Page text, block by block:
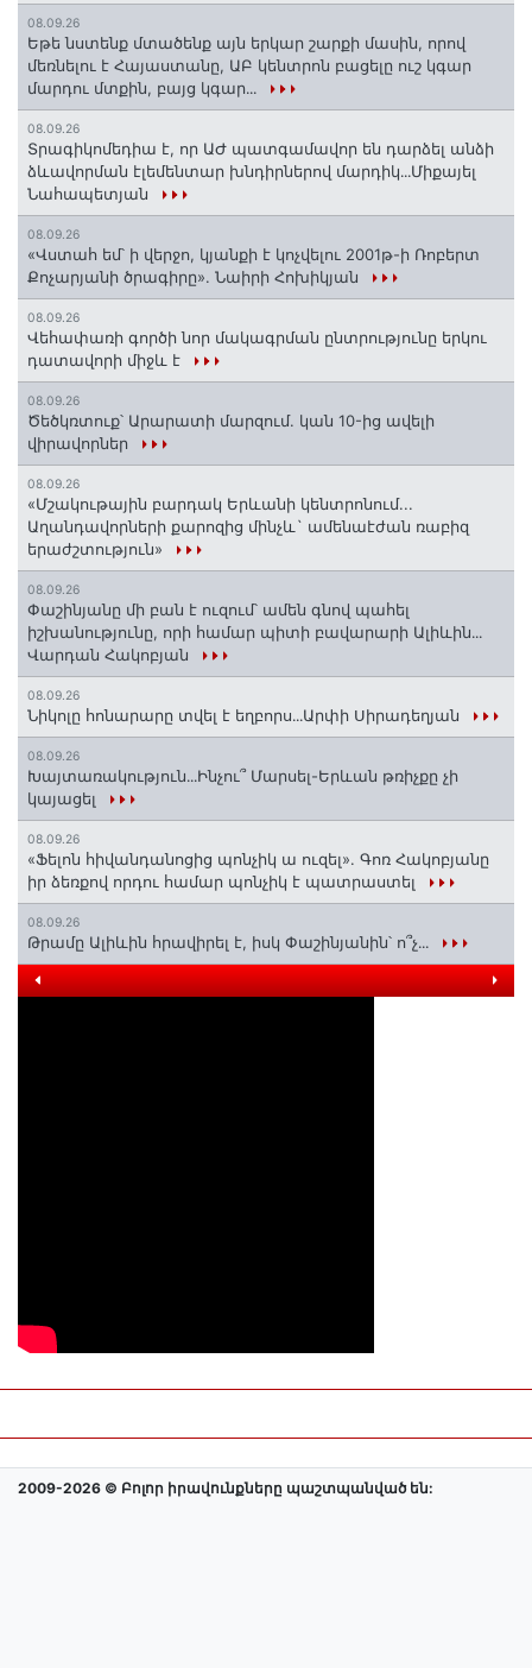
08.09.26
Եթե նստենք մտածենք այն երկար շարքի մասին, որով
մեռնելու է Հայաստանը, ԱԲ կենտրոն բացելը ուշ կգար
մարդու մտքին, բայց կգար․․․
08.09.26
Տրագիկոմեդիա է, որ ԱԺ պատգամավոր են դարձել անձի
ձևավորման էլեմենտար խնդիրներով մարդիկ․․․Միքայել
Նահապետյան
08.09.26
«Վստահ եմ՝ ի վերջո, կյանքի է կոչվելու 2001թ-ի Ռոբերտ
Քոչարյանի ծրագիրը». Նաիրի Հոխիկյան
08.09.26
Վեհափառի գործի նոր մակագրման ընտրությունը երկու
դատավորի միջև է
08.09.26
Ծեծկռտուք՝ Արարատի մարզում. կան 10-ից ավելի
վիրավորներ
08.09.26
«Մշակութային բարդակ Երևանի կենտրոնում...
Աղանդավորների քարոզից մինչև` ամենաէժան ռաբիզ
երաժշտություն»
08.09.26
Փաշինյանը մի բան է ուզում՝ ամեն գնով պահել
իշխանությունը, որի համար պիտի բավարարի Ալիևին․․․
Վարդան Հակոբյան
08.09.26
Նիկոլը հոնարարը տվել է եղբորս․․․Արփի Սիրադեղյան
08.09.26
Խայտառակություն․․․Ինչու՞ Մարսել-Երևան թռիչքը չի
կայացել
08.09.26
«Ֆելոն հիվանդանոցից պոնչիկ ա ուզել». Գոռ Հակոբյանը
իր ձեռքով որդու համար պոնչիկ է պատրաստել
08.09.26
Թրամը Ալիևին հրավիրել է, իսկ Փաշինյանին՝ ո՞չ․․․
2009-2026 © Բոլոր իրավունքները պաշտպանված են: